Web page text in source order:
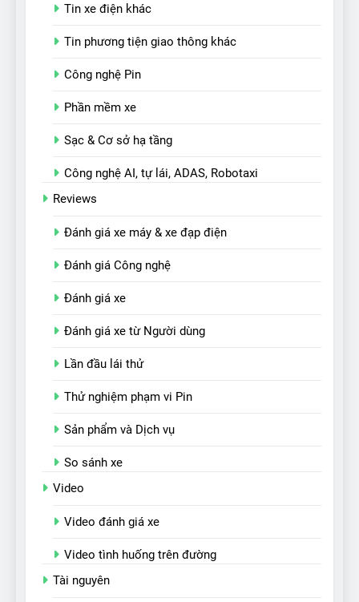
Tin xe điện khác
Tin phương tiện giao thông khác
Công nghệ Pin
Phần mềm xe
Sạc & Cơ sở hạ tầng
Công nghệ AI, tự lái, ADAS, Robotaxi
Reviews
Đánh giá xe máy & xe đạp điện
Đánh giá Công nghệ
Đánh giá xe
Đánh giá xe từ Người dùng
Lần đầu lái thử
Thử nghiệm phạm vi Pin
Sản phẩm và Dịch vụ
So sánh xe
Video
Video đánh giá xe
Video tình huống trên đường
Tài nguyên